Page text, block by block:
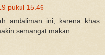
pukul 15.46
andaliman ini, karena khas
semangat makan